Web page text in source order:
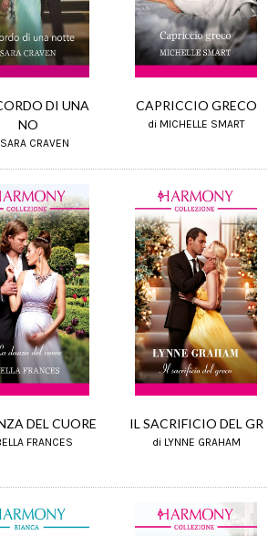
DI UNA
NO
CRAVEN
CAPRICCIO GRECO
di MICHELLE SMART
DEL CUORE
FRANCES
IL SACRIFICIO DEL GR
di LYNNE GRAHAM